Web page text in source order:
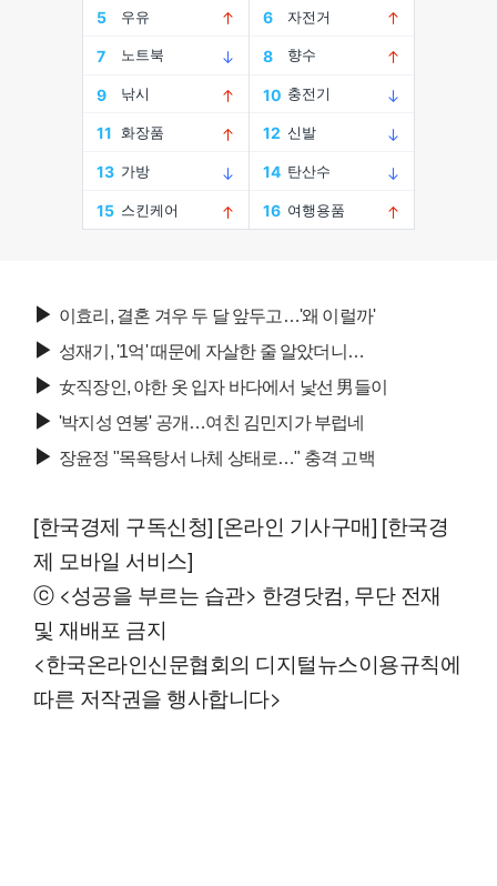
▶ 이효리, 결혼 겨우 두 달 앞두고…'왜 이럴까'
▶ 성재기, '1억' 때문에 자살한 줄 알았더니…
▶女직장인, 야한 옷 입자 바다에서 낯선 男들이
▶'박지성 연봉' 공개…여친 김민지가 부럽네
▶ 장윤정 "목욕탕서 나체 상태로…" 충격 고백
[한국경제 구독신청] [온라인 기사구매] [한국경
제 모바일 서비스]
ⓒ <성공을 부르는 습관> 한경닷컴, 무단 전재
및 재배포 금지
<한국온라인신문협회의 디지털뉴스이용규칙에
따른 저작권을 행사합니다>